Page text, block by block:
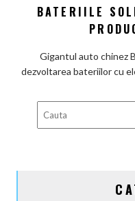
BATERIILE
Gigantul auto chinez
dezvoltarea bateriilor cu